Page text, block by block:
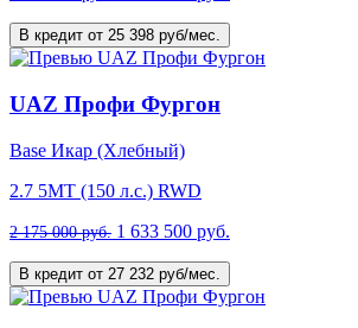
В кредит от 25 398 руб/мес.
UAZ Профи Фургон
Base Икар (Хлебный)
2.7 5MT (150 л.с.) RWD
2 175 000 руб. 1 633 500 руб.
В кредит от 27 232 руб/мес.